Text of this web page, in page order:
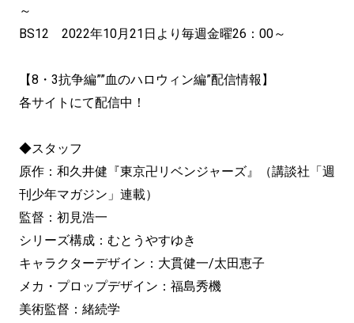
～
BS12 2022年10月21日より毎週金曜26：00～
【8・3抗争編””血のハロウィン編”配信情報】
各サイトにて配信中！
◆スタッフ
原作：和久井健『東京卍リベンジャーズ』（講談社「週
刊少年マガジン」連載）
監督：初見浩一
シリーズ構成：むとうやすゆき
キャラクターデザイン：大貫健一/太田恵子
メカ・プロップデザイン：福島秀機
美術監督：緒続学